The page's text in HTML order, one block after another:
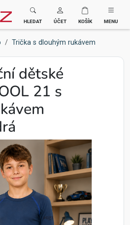
HLEDAT ÚČET KOŠÍK MENU
Trička s dlouhým rukávem
dětské
21 s